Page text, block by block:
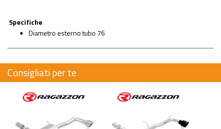
Specifiche
Diametro esterno tubo 76
Consigliati per te